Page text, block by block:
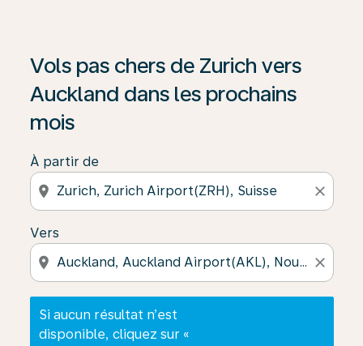
Vols pas chers de Zurich vers
Auckland dans les prochains
mois
À partir de
location_on close
Vers
location_on close
Si aucun résultat n’est
disponible, cliquez sur «
Si aucun résultat n’est disponible, cliquez sur «